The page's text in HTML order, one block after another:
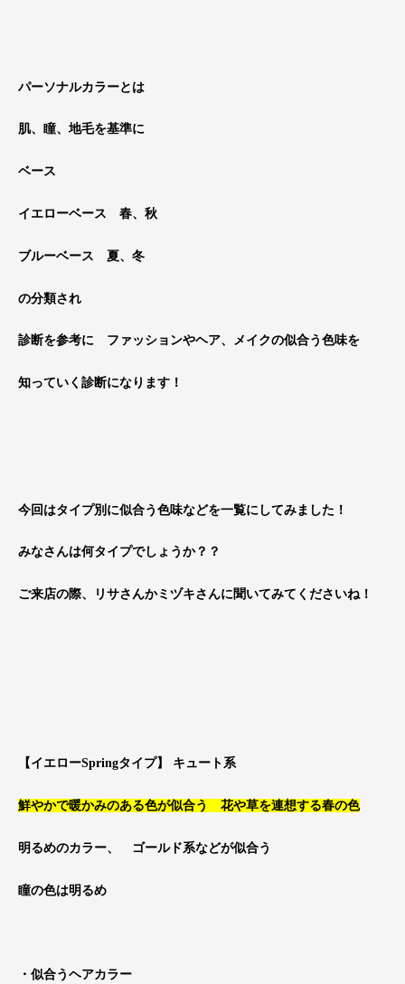
パーソナルカラーとは
肌、瞳、地毛を基準に
ベース
イエローベース 春、秋
ブルーベース 夏、冬
の分類され
診断を参考に ファッションやヘア、メイクの似合う色味を
知っていく診断になります！
今回はタイプ別に似合う色味などを一覧にしてみました！
みなさんは何タイプでしょうか？？
ご来店の際、リサさんかミヅキさんに聞いてみてくださいね！
【 イエローSpringタイプ】 キュート系
鮮やかで暖かみのある色が似合う 花や草を連想する春の色
明るめのカラー、 ゴールド系などが似合う
瞳の色は明るめ
・似合うヘアカラー